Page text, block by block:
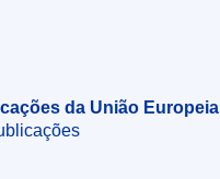
da União Europeia